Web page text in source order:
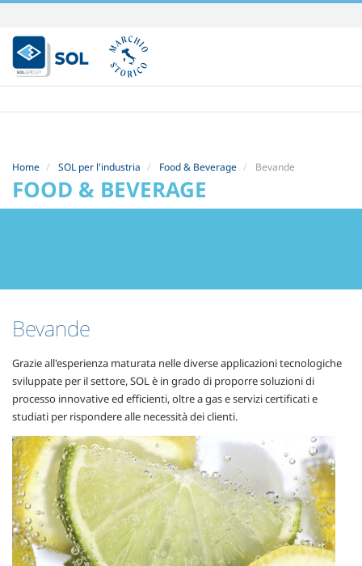
Salta
ai
contenuti.
|
alla
Home SOL per l'industria Food & Beverage Bevande
FOOD & BEVERAGE
Bevande
Grazie all'esperienza maturata nelle diverse applicazioni tecnologiche
sviluppate per il settore, SOL è in grado di proporre soluzioni di
processo innovative ed efficienti, oltre a gas e servizi certificati e
studiati per rispondere alle necessità dei clienti.